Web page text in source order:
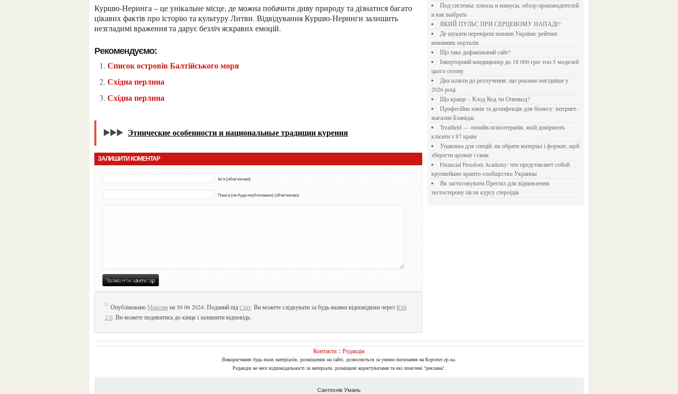
Куршю-Неринга – це унікальне місце, де можна побачити диву природу та дізнатися багато
цікавих фактів про історію та культуру Литви. Відвідування Куршю-Неринги залишить
незгладимі враження та дарує безліч яскравих емоцій.
Рекомендуємо:
Список островів Балтійського моря
Східна перлина
Східна перлина
▶️▶️▶️ Этнические особенности и национальные традиции курения
ЗАЛИШИТИ КОМЕНТАР
Ім'я (обов'язково)
Пошта (не буде опубліковано) (обов'язково)
Опубліковано Максим на 30 06 2024. Поданий під Cвіт. Ви можете слідкувати за будь-якими відповідями через RSS
2.0. Ви можете подивитись до кінця і залишити відповідь.
Под системы: плюсы и минусы, обзор производителей
и как выбрать
ЯКИЙ ПУЛЬС ПРИ СЕРЦЕВОМУ НАПАДІ?
Де шукати перевірені новини України: рейтинг
новинних порталів
Що таке дофаміновий сайт?
Інверторний кондиціонер до 18 000 грн: топ-5 моделей
цього сезону
Два шляхи до розлучення: що реально вигідніше у
2026 році
Що краще – Клод Код чи Опенкод?
Професійна хімія та дезінфекція для бізнесу: інтернет-
магазин Бланідас
Treatfield — онлайн-психотерапія, якій довіряють
клієнти з 87 країн
Упаковка для спецій: як обрати матеріал і формат, щоб
зберегти аромат і смак
Financial Freedom Academy: что представляет собой
крупнейшее крипто-сообщество Украины
Як застосовувати Прегніл для відновлення
тестостерону після курсу стероїдів
Контакти ::Редакція
Використання будь-яких матеріалів, розміщених на сайті, дозволяється за умови посилання на Reporter.zp.ua.
Редакція не несе відповідальності за матеріали, розміщені користувачами та які помічені "реклама".
Сантехнік Умань